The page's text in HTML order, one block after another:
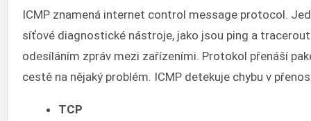
ICMP znamená internet control message protocol.
síťové diagnostické nástroje, jako jsou ping a
odesíláním zpráv mezi zařízeními. Protokol přenáší
cestě na nějaký problém. ICMP detekuje chybu v
TCP